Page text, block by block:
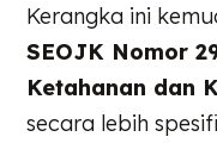
Kerangka ini
SEOJK Nomor
Ketahanan dan
secara lebih